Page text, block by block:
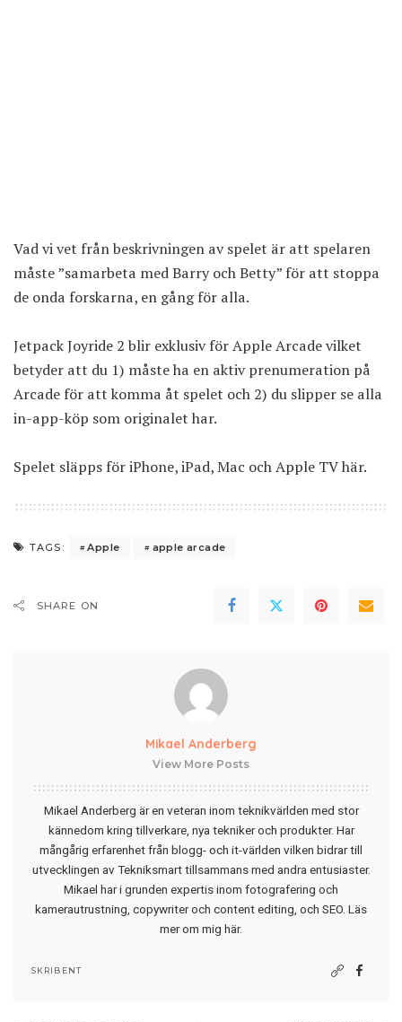
Vad vi vet från beskrivningen av spelet är att spelaren
måste ”samarbeta med Barry och Betty” för att stoppa
de onda forskarna, en gång för alla.
Jetpack Joyride 2 blir exklusiv för Apple Arcade vilket
betyder att du 1) måste ha en aktiv prenumeration på
Arcade för att komma åt spelet och 2) du slipper se alla
in-app-köp som originalet har.
Spelet släpps för iPhone, iPad, Mac och Apple TV här.
TAGS: Apple apple arcade
SHARE ON
Mikael Anderberg
View More Posts
Mikael Anderberg är en veteran inom teknikvärlden med stor
kännedom kring tillverkare, nya tekniker och produkter. Har
mångårig erfarenhet från blogg- och it-världen vilken bidrar till
utvecklingen av Tekniksmart tillsammans med andra entusiaster.
Mikael har i grunden expertis inom fotografering och
kamerautrustning, copywriter och content editing, och SEO. Läs
mer om mig här.
SKRIBENT